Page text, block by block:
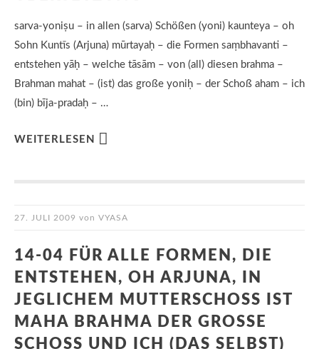
sarva-yoniṣu – in allen (sarva) Schößen (yoni) kaunteya – oh
Sohn Kuntīs (Arjuna) mūrtayaḥ – die Formen saṃbhavanti –
entstehen yāḥ – welche tāsām – von (all) diesen brahma –
Brahman mahat – (ist) das große yoniḥ – der Schoß aham – ich
(bin) bīja-pradaḥ – …
WEITERLESEN
27. JULI 2009 von VYASA
14-04 FÜR ALLE FORMEN, DIE
ENTSTEHEN, OH ARJUNA, IN
JEGLICHEM MUTTERSCHOSS IST M
AHA BRAHMA DER GROSSE SC
HOSS UND ICH (DAS SELBST) BIN